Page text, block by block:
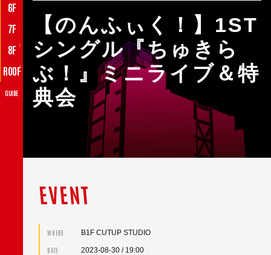
6F
7F
8F
♪
ROOF♪
GUIDE
【のんふぃく！】1ST
シングル『ちゅきら
ぶ！』ミニライブ＆特
典会
EVENT
WHERE B1F CUTUP STUDIO
DATE 2023-08-30 / 19:00